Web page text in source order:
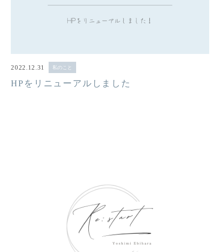
2022.12.31 私のこと
HPをリニューアルしました